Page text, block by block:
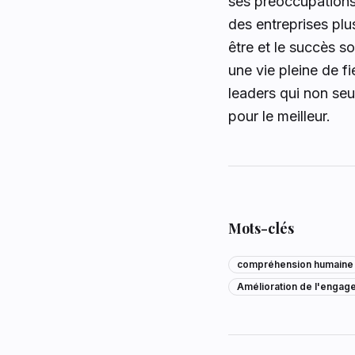
des entreprises
être et le succès
une vie pleine de
leaders qui non
pour le meilleur.
Mots-clés
compréhension humaine
Amélioration de